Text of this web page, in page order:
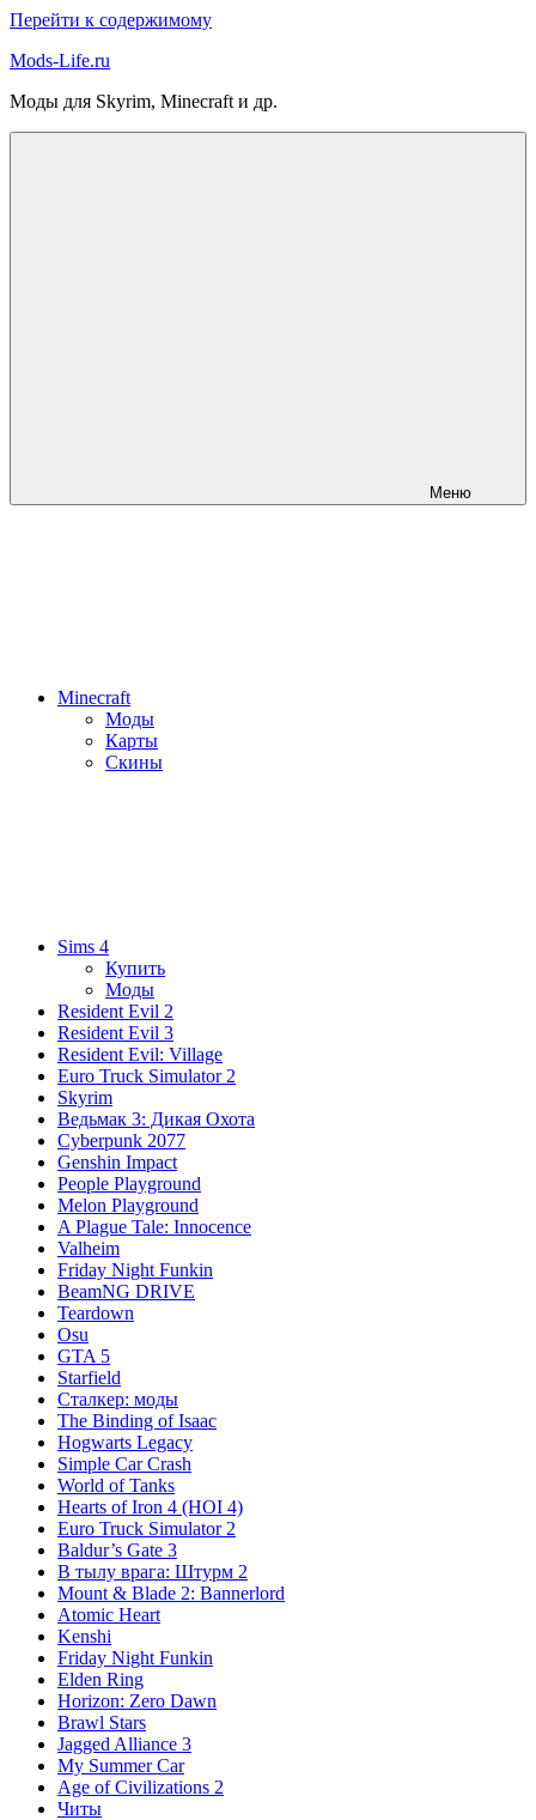
Перейти к содержимому
Mods-Life.ru
Моды для Skyrim, Minecraft и др.
Меню
Minecraft
Моды
Карты
Скины
Sims 4
Купить
Моды
Resident Evil 2
Resident Evil 3
Resident Evil: Village
Euro Truck Simulator 2
Skyrim
Ведьмак 3: Дикая Охота
Cyberpunk 2077
Genshin Impact
People Playground
Melon Playground
A Plague Tale: Innocence
Valheim
Friday Night Funkin
BeamNG DRIVE
Teardown
Osu
GTA 5
Starfield
Сталкер: моды
The Binding of Isaac
Hogwarts Legacy
Simple Car Crash
World of Tanks
Hearts of Iron 4 (HOI 4)
Euro Truck Simulator 2
Baldur’s Gate 3
В тылу врага: Штурм 2
Mount & Blade 2: Bannerlord
Atomic Heart
Kenshi
Friday Night Funkin
Elden Ring
Horizon: Zero Dawn
Brawl Stars
Jagged Alliance 3
My Summer Car
Age of Civilizations 2
Читы